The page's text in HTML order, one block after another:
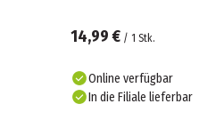
14,99 €/ 1 Stk.
Online verfügbar
In die Filiale lieferbar